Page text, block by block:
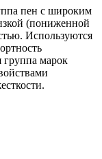
пен с широким
(пониженной
Используются
группа марок